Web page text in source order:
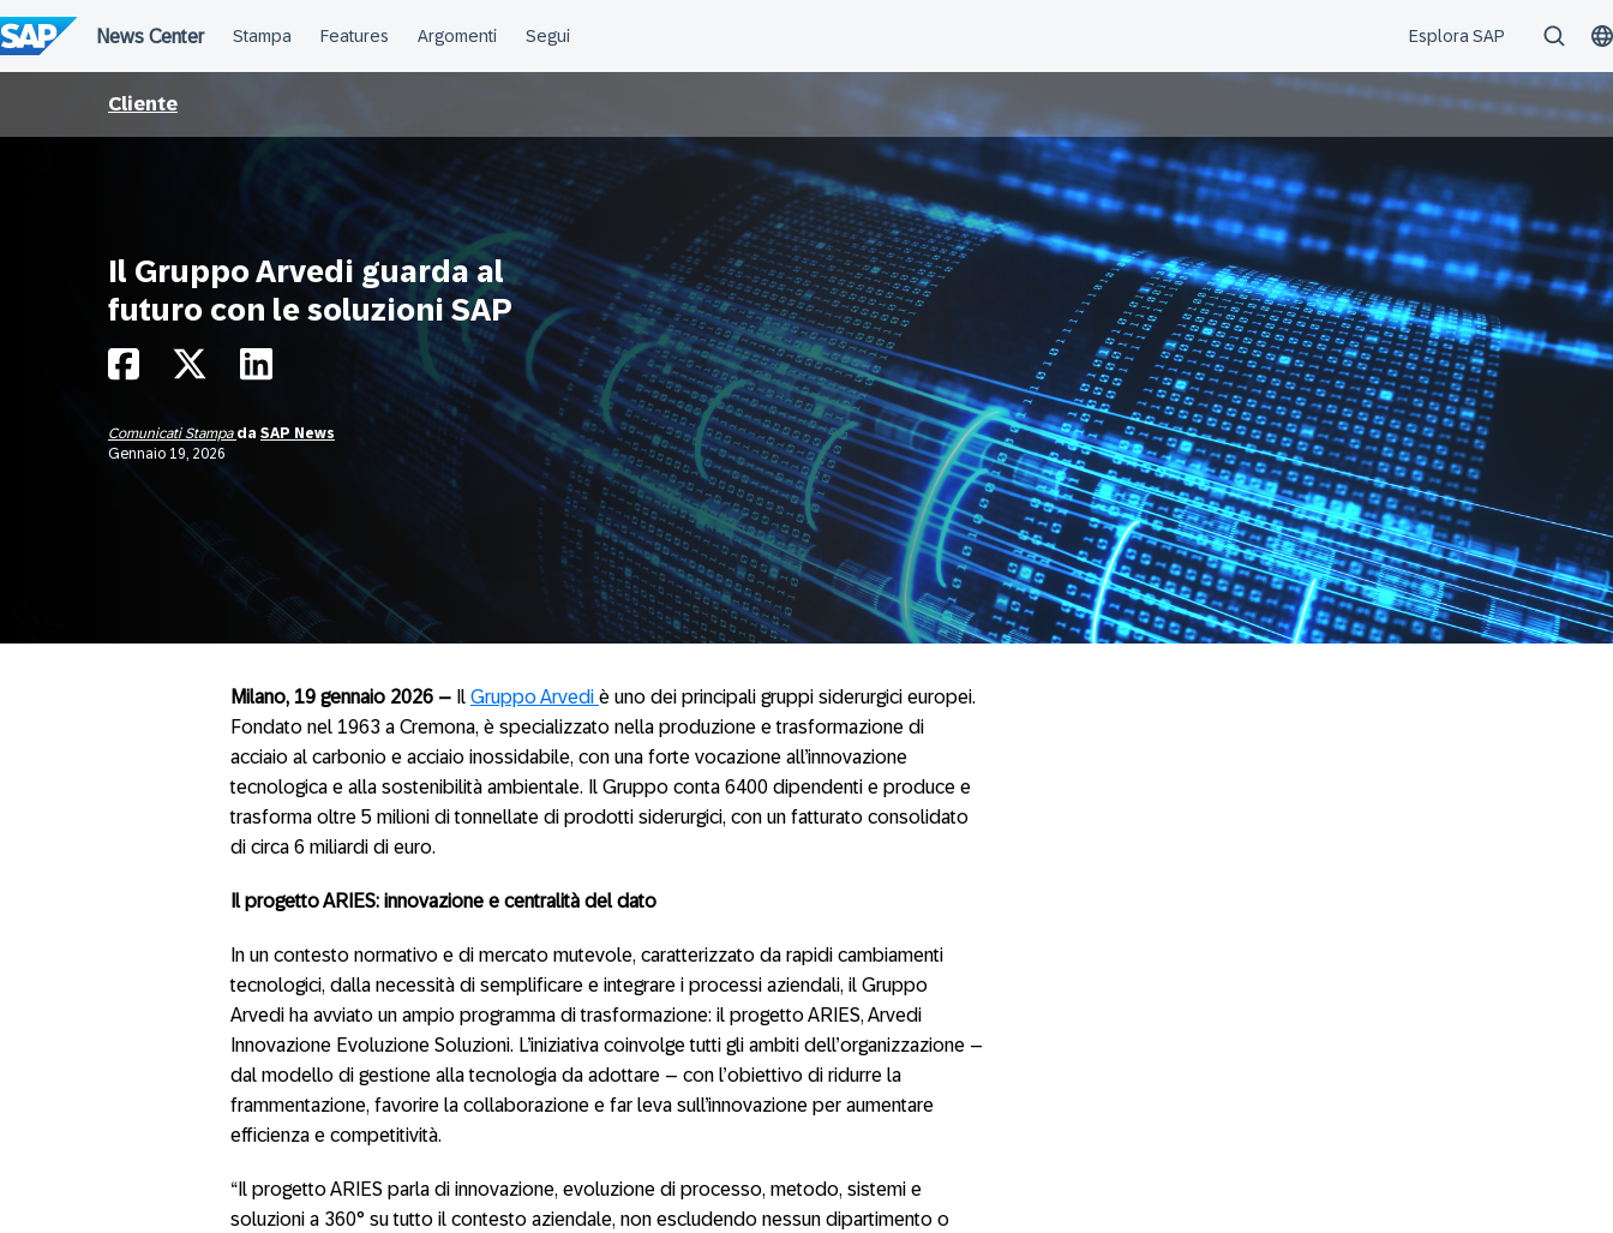
al
contenuto
Cliente
Il Gruppo Arvedi guarda al
futuro con le soluzioni SAP
Comunicati Stampa da SAP News
Gennaio 19, 2026
Milano, 19 gennaio 2026 – Il Gruppo Arvedi è uno dei principali gruppi siderurgici europei.
Fondato nel 1963 a Cremona, è specializzato nella produzione e trasformazione di
acciaio al carbonio e acciaio inossidabile, con una forte vocazione all’innovazione
tecnologica e alla sostenibilità ambientale.​ Il Gruppo conta 6400 dipendenti e produce e
trasforma oltre 5 milioni di tonnellate di prodotti siderurgici, con un fatturato consolidato
di circa 6 miliardi di euro.​
Il progetto ARIES: innovazione e centralità del dato
In un contesto normativo e di mercato mutevole, caratterizzato da rapidi cambiamenti
tecnologici, dalla necessità di semplificare e integrare i processi aziendali, il Gruppo
Arvedi ha avviato un ampio programma di trasformazione: il progetto ARIES, Arvedi
Innovazione Evoluzione Soluzioni. L’iniziativa coinvolge tutti gli ambiti dell’organizzazione –
dal modello di gestione alla tecnologia da adottare – con l’obiettivo di ridurre la
frammentazione, favorire la collaborazione e far leva sull’innovazione per aumentare
efficienza e competitività.
“Il progetto ARIES parla di innovazione, evoluzione di processo, metodo, sistemi e
soluzioni a 360° su tutto il contesto aziendale, non escludendo nessun dipartimento o